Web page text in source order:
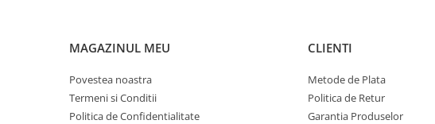
MAGAZINUL MEU
Povestea noastra
Termeni si Conditii
Politica de Confidentialitate
CLIENTI
Metode de Plata
Politica de Retur
Garantia Produselor